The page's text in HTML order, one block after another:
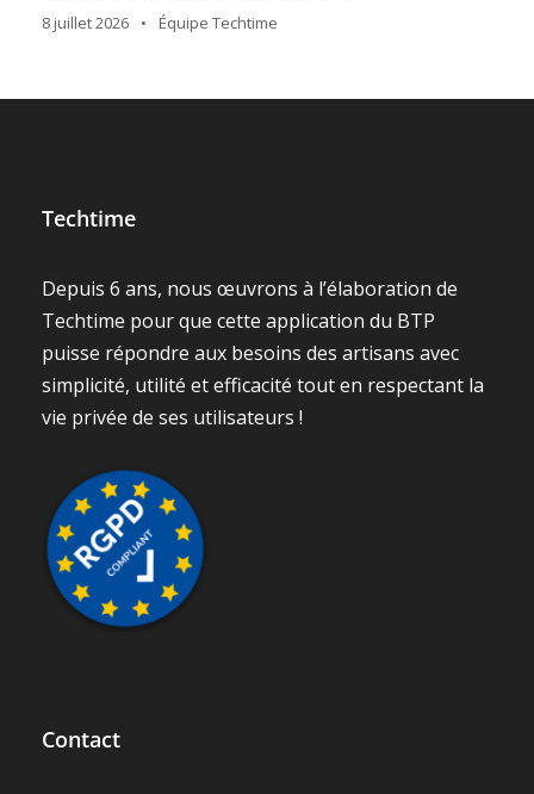
8 juillet 2026 • Équipe Techtime
Techtime
Depuis 6 ans, nous œuvrons à l’élaboration de
Techtime pour que cette application du BTP
puisse répondre aux besoins des artisans avec
simplicité, utilité et efficacité tout en respectant la
vie privée de ses utilisateurs !
Contact